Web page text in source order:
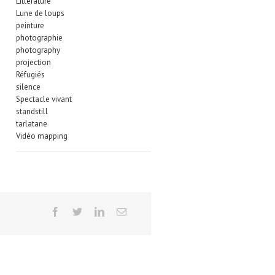
Lune de loups
peinture
photographie
photography
projection
Réfugiés
silence
Spectacle vivant
standstill
tarlatane
Vidéo mapping